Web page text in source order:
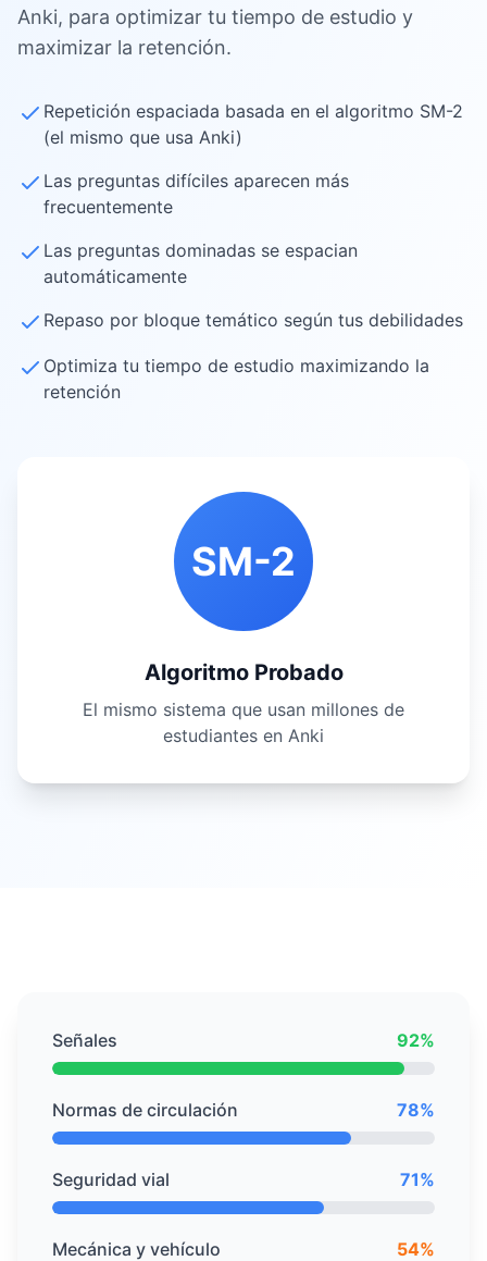
Anki, para optimizar tu tiempo de estudio y
maximizar la retención.
Repetición espaciada basada en el algoritmo SM-2
(el mismo que usa Anki)
Las preguntas difíciles aparecen más
frecuentemente
Las preguntas dominadas se espacian
automáticamente
Repaso por bloque temático según tus debilidades
Optimiza tu tiempo de estudio maximizando la
retención
SM-2
Algoritmo Probado
El mismo sistema que usan millones de
estudiantes en Anki
Señales 92%
Normas de circulación 78%
Seguridad vial 71%
Mecánica y vehículo 54%